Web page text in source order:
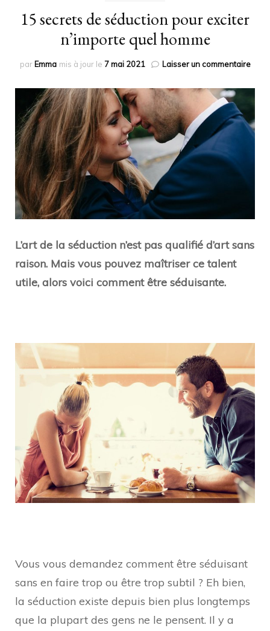
15 secrets de séduction pour exciter
n’importe quel homme
par Emma mis à jour le 7 mai 2021 Laisser un commentairesur
de
pour
L’art de la séduction n’est pas qualifié d’art sans
raison. Mais vous pouvez maîtriser ce talent
utile, alors voici comment être séduisante.
Vous vous demandez comment être séduisant
sans en faire trop ou être trop subtil ? Eh bien,
la séduction existe depuis bien plus longtemps
que la plupart des gens ne le pensent. Il y a